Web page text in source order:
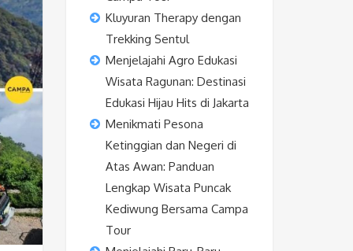
Kluyuran Therapy dengan
Trekking Sentul
Menjelajahi Agro Edukasi
Wisata Ragunan: Destinasi
Edukasi Hijau Hits di Jakarta
Menikmati Pesona
Ketinggian dan Negeri di
Atas Awan: Panduan
Lengkap Wisata Puncak
Kediwung Bersama Campa
Tour